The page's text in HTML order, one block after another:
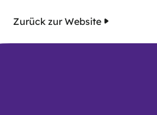
Zurück zur Website